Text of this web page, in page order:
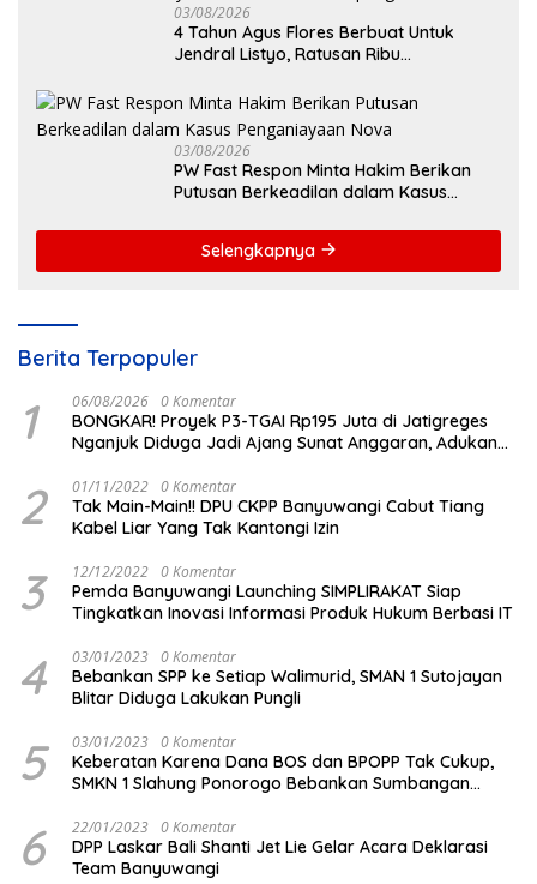
03/08/2026
4 Tahun Agus Flores Berbuat Untuk
Jendral Listyo, Ratusan Ribu
03/08/2026
PW Fast Respon Minta Hakim Berikan
Putusan Berkeadilan dalam Kasus
Selengkapnya
Berita Terpopuler
1 06/08/2026 0 Komentar
BONGKAR! Proyek P3-TGAI Rp195 Juta di Jatigreges
Nganjuk Diduga Jadi Ajang Sunat Anggaran, Adukan
2 01/11/2022 0 Komentar
Tak Main-Main!! DPU CKPP Banyuwangi Cabut Tiang
Kabel Liar Yang Tak Kantongi Izin
3 12/12/2022 0 Komentar
Pemda Banyuwangi Launching SIMPLIRAKAT Siap
Tingkatkan Inovasi Informasi Produk Hukum Berbasi IT
4 03/01/2023 0 Komentar
Bebankan SPP ke Setiap Walimurid, SMAN 1 Sutojayan
Blitar Diduga Lakukan Pungli
5 03/01/2023 0 Komentar
Keberatan Karena Dana BOS dan BPOPP Tak Cukup,
SMKN 1 Slahung Ponorogo Bebankan Sumbangan
6 22/01/2023 0 Komentar
DPP Laskar Bali Shanti Jet Lie Gelar Acara Deklarasi
Team Banyuwangi